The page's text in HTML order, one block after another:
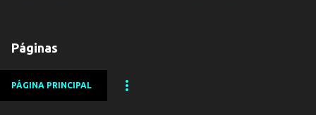
Páginas
PÁGINA PRINCIPAL